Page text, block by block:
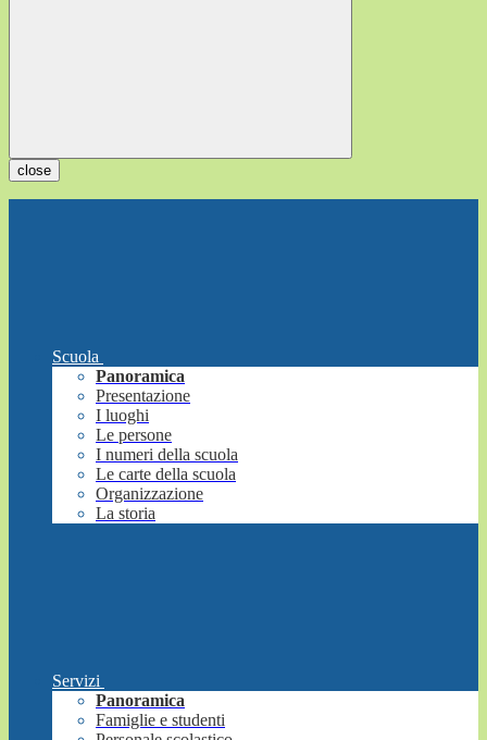
close
Scuola
Panoramica
Presentazione
I luoghi
Le persone
I numeri della scuola
Le carte della scuola
Organizzazione
La storia
Servizi
Panoramica
Famiglie e studenti